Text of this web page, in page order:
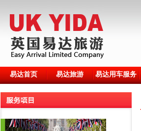
易达首页 易达旅游 易达用车服务